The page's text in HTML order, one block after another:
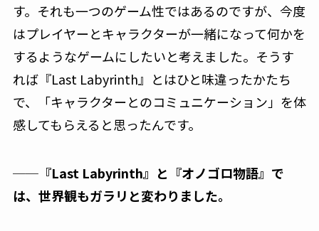
す。それも一つのゲーム性ではあるのですが、今度
はプレイヤーとキャラクターが一緒になって何かを
するようなゲームにしたいと考えました。そうす
れば『Last Labyrinth』とはひと味違ったかたち
で、「キャラクターとのコミュニケーション」を体
感してもらえると思ったんです。
──『Last Labyrinth』と『オノゴロ物語』で
は、世界観もガラリと変わりました。